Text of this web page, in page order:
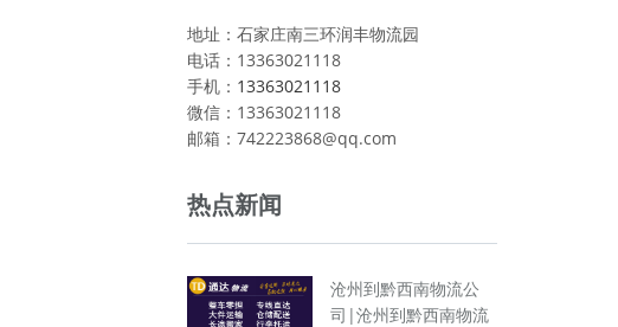
地址：石家庄南三环润丰物流园
电话：13363021118
手机： 13363021118
微信：13363021118
邮箱：742223868@qq.com
热点新闻
沧州到黔西南物流公
司|沧州到黔西南物流